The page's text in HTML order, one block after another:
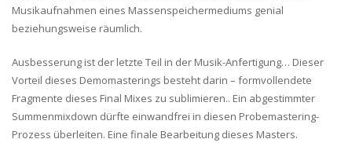
Musikaufnahmen eines Massenspeichermediums genial
beziehungsweise räumlich.
Ausbesserung ist der letzte Teil in der Musik-Anfertigung… Dieser
Vorteil dieses Demomasterings besteht darin – formvollendete
Fragmente dieses Final Mixes zu sublimieren.. Ein abgestimmter
Summenmixdown dürfte einwandfrei in diesen Probemastering-
Prozess überleiten. Eine finale Bearbeitung dieses Masters.